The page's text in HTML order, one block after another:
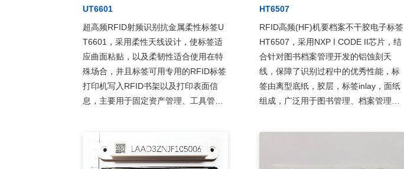
UT6601
超高频RFID射频识别抗金属柔性标签U
T6601，采用柔性天线设计，使标签适
应曲面粘贴，以及柔韧性适合使用在特
殊场合，并且标签可用专用的RFID标签
打印机写入RFID书架以及打印表面信
息，主要用于固定资产管理、工具管
别系统。
HT6507
RFID高频(HF)机要档案不干胶电子标签
HT6507，采用NXP I CODE II芯片，结
合针对图书档案管理开发的铝蚀刻天
线，保障了识别过程中的优秀性能，标
签由离型底纸，胶层，标签inlay，面纸
组成，广泛用于图书管理、档案管理、
啡麻醉特殊药品管理、档案定位、印鉴